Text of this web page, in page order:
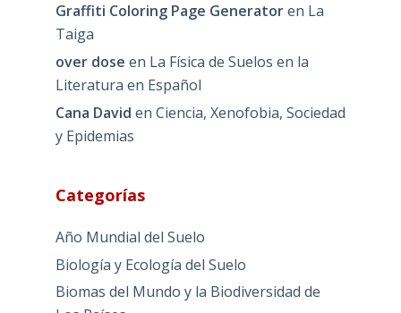
Graffiti Coloring Page Generatoren La
Taiga
over dose en La Física de Suelos en la
Literatura en Español
Cana David en Ciencia, Xenofobia, Sociedad
y Epidemias
Categorías
Año Mundial del Suelo
Biología y Ecología del Suelo
Biomas del Mundo y la Biodiversidad de